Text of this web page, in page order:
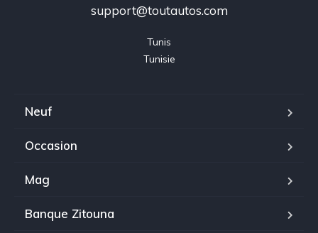
support@toutautos.com
Tunis
Tunisie
Neuf
Occasion
Mag
Banque Zitouna